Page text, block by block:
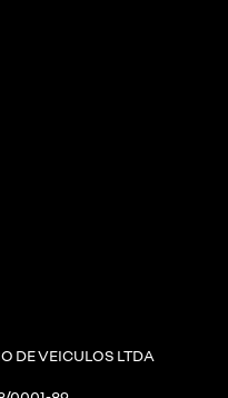
DE VEICULOS LTDA